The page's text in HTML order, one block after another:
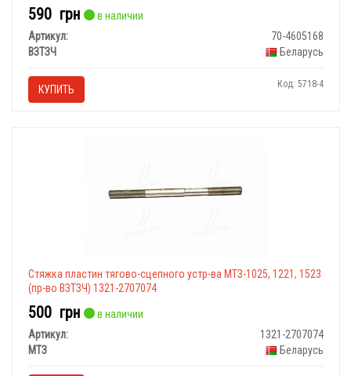
590 грн
в наличии
Артикул:
70-4605168
ВЗТЗЧ
Беларусь
КУПИТЬ Код: 5718-4
Стяжка пластин тягово-сцепного устр-ва МТЗ-1025, 1221, 1523
(пр-во ВЗТЗЧ) 1321-2707074
500 грн
в наличии
Артикул:
1321-2707074
МТЗ
Беларусь